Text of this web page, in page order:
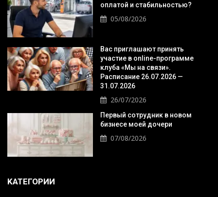
оплатой и стабильностью?
05/08/2026
Вас приглашают принять
участие в online-программе
клуба «Мы на связи».
Расписание 26.07.2026 —
31.07.2026
26/07/2026
Первый сотрудник в новом
бизнесе моей дочери
07/08/2026
KАТЕГОРИИ